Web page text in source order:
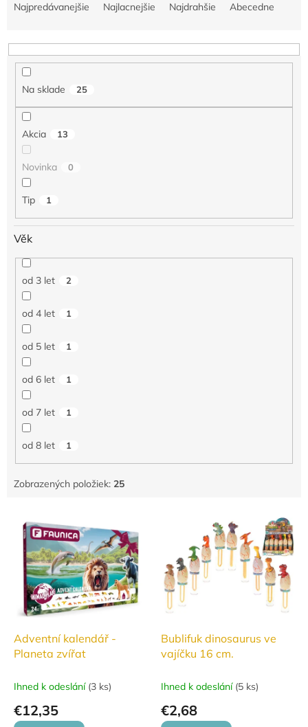
n
Najpredávanejšie Najlacnejšie Najdrahšie Abecedne
Na sklade 25
Akcia 13
Novinka 0
Tip 1
Věk
od 3 let 2
od 4 let 1
od 5 let 1
od 6 let 1
od 7 let 1
od 8 let 1
Zobrazených položiek: 25
dAdventní kalendář -
Planeta zvířat
Ihned k odeslání (3 ks)
€12,35
Bublifuk dinosaurus ve
vajíčku 16 cm.
Ihned k odeslání (5 ks)
€2,68